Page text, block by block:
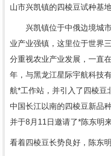
山市兴凯镇的四棱豆试种基地
兴凯镇位于中俄边境城市
业产业强镇，这里位于世界
分重视农业产业发展，一直
年，与黑龙江星际宇航科技
航*工作站，并引入了四棱豆
中国长江以南的四棱豆新品
并于8月11日邀请了*陈东明
看着四棱豆长势良好，陈东